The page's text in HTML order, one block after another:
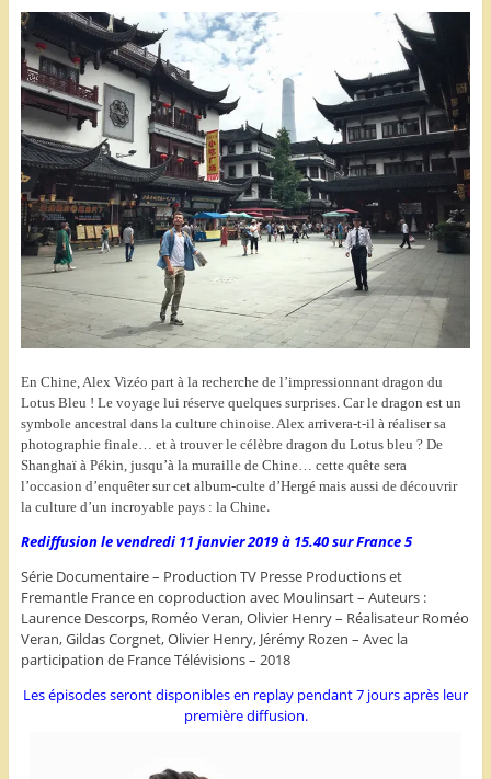
En Chine, Alex Vizéo part à la recherche de l’impressionnant dragon du
Lotus Bleu ! Le voyage lui réserve quelques surprises. Car le dragon est un
symbole ancestral dans la culture chinoise. Alex arrivera-t-il à réaliser sa
photographie finale… et à trouver le célèbre dragon du Lotus bleu ? De
Shanghaï à Pékin, jusqu’à la muraille de Chine… cette quête sera
l’occasion d’enquêter sur cet album-culte d’Hergé mais aussi de découvrir
la culture d’un incroyable pays : la Chine.
Rediffusion le vendredi 11 janvier 2019 à 15.40 sur France 5
Série Documentaire – Production TV Presse Productions et
Fremantle France en coproduction avec Moulinsart – Auteurs :
Laurence Descorps, Roméo Veran, Olivier Henry – Réalisateur Roméo
Veran, Gildas Corgnet, Olivier Henry, Jérémy Rozen – Avec la
participation de France Télévisions – 2018
Les épisodes seront disponibles en replay pendant 7 jours après leur
première diffusion.